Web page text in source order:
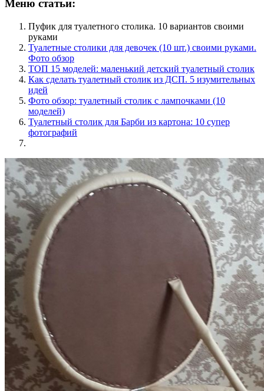
Меню статьи:
Пуфик для туалетного столика. 10 вариантов своими
руками
Туалетные столики для девочек (10 шт.) своими руками.
Фото обзор
ТОП 15 моделей: маленький детский туалетный столик
Как сделать туалетный столик из ДСП. 5 изумительных
идей
Фото обзор: туалетный столик с лампочками (10
моделей)
Туалетный столик для Барби из картона: 10 супер
фотографий